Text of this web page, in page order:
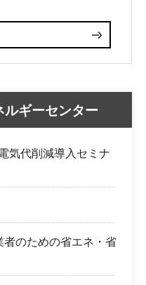
ルギーセンター
気代削減導入セミナ
のための省エネ・省